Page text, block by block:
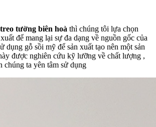
tường biên hoà thì chúng tôi lựa chọn
để mang lại sự đa dạng về nguồn gốc của
dụng gỗ sồi mỹ để sản xuất tạo nên một sản
được nghiên cứu kỹ lưỡng về chất lượng ,
chúng ta yên tâm sử dụng